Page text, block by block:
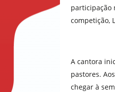
participação
competição,
A cantora
pastores.
chegar à